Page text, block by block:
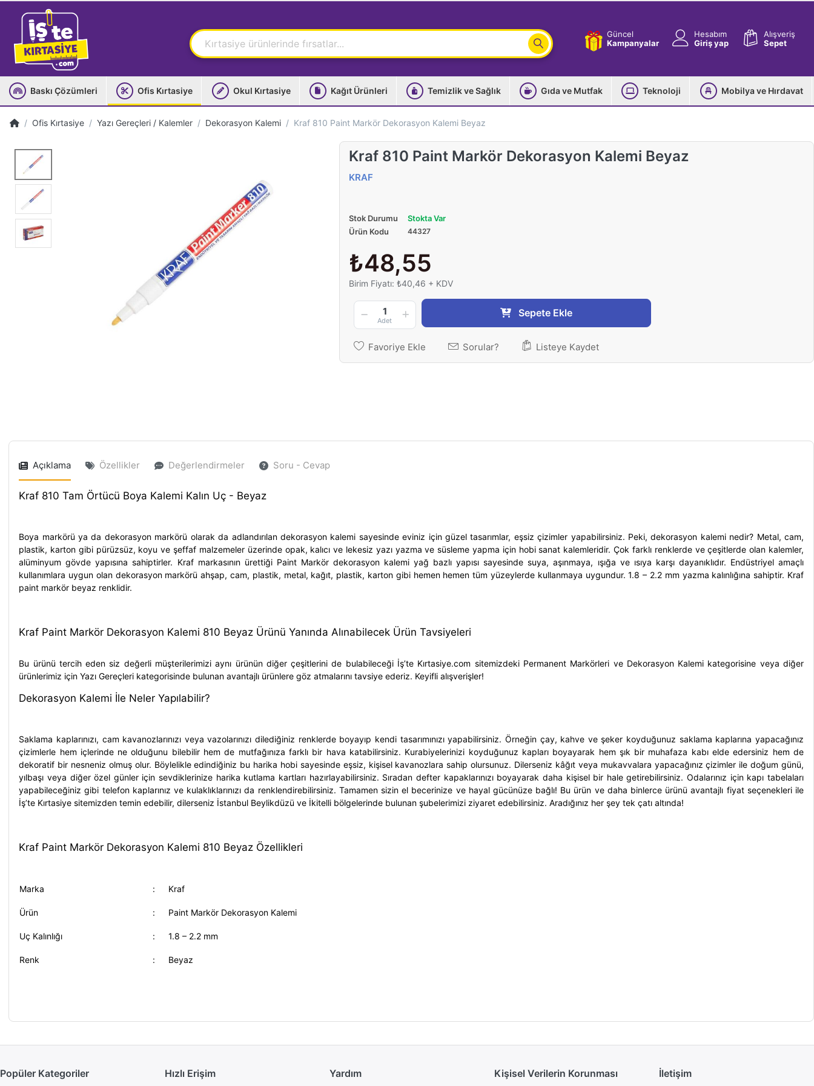
Güncel
Kampanyalar
Hesabım
Giriş yap
Alışveriş
Sepet
Baskı Çözümleri Ofis Kırtasiye Okul Kırtasiye Kağıt Ürünleri Temizlik ve Sağlık Gıda ve Mutfak Teknoloji Mobilya ve Hırdavat
Ofis Kırtasiye Yazı Gereçleri / Kalemler Dekorasyon Kalemi Kraf 810 Paint Markör Dekorasyon Kalemi Beyaz
Kraf 810 Paint Markör Dekorasyon Kalemi Beyaz
KRAF
Stok Durumu
Stokta Var
Ürün Kodu
44327
₺48,55
Birim Fiyatı: ₺40,46 + KDV
1
Adet
Sepete Ekle
Favoriye Ekle Sorular? Listeye Kaydet
Açıklama Özellikler Değerlendirmeler Soru - Cevap
Kraf 810 Tam Örtücü Boya Kalemi Kalın Uç - Beyaz
Boya markörü ya da dekorasyon markörü olarak da adlandırılan dekorasyon kalemi sayesinde eviniz için güzel tasarımlar, eşsiz çizimler yapabilirsiniz. Peki,dekorasyon kalemi nedir? Metal, cam,
plastik, karton gibi pürüzsüz, koyu ve şeffaf malzemeler üzerinde opak, kalıcı ve lekesiz yazı yazma ve süsleme yapma için hobi sanat kalemleridir. Çok farklı renklerde ve çeşitlerde olan kalemler,
alüminyum gövde yapısına sahiptirler. Krafmarkasının ürettiği Paint Markör dekorasyon kalemi yağ bazlı yapısı sayesinde suya, aşınmaya, ışığa ve ısıya karşı dayanıklıdır. Endüstriyel amaçlı
kullanımlara uygun olan dekorasyon markörü ahşap, cam, plastik, metal, kağıt, plastik, karton gibi hemen hemen tüm yüzeylerde kullanmaya uygundur. 1.8 – 2.2 mm yazma kalınlığına sahiptir. Kraf
paint markör beyaz renklidir.
Kraf Paint Markör Dekorasyon Kalemi 810 Beyaz Ürünü Yanında Alınabilecek Ürün Tavsiyeleri
Bu ürünü tercih eden siz değerli müşterilerimizi aynı ürünün diğer çeşitlerini de bulabileceği İş’te Kırtasiye.com sitemizdeki Permanent Markörleri ve Dekorasyon Kalemi kategorisine veya diğer
ürünlerimiz içinYazı Gereçleri kategorisinde bulunan avantajlı ürünlere göz atmalarını tavsiye ederiz. Keyifli alışverişler!
Dekorasyon Kalemi İle Neler Yapılabilir?
Saklama kaplarınızı, cam kavanozlarınızı veya vazolarınızı dilediğiniz renklerde boyayıp kendi tasarımınızı yapabilirsiniz. Örneğin çay, kahve ve şeker koyduğunuz saklama kaplarına yapacağınız
çizimlerle hem içlerinde ne olduğunu bilebilir hem de mutfağınıza farklı bir hava katabilirsiniz. Kurabiyelerinizi koyduğunuz kapları boyayarak hem şık bir muhafaza kabı elde edersiniz hem de
dekoratif bir nesneniz olmuş olur. Böylelikle edindiğiniz bu harika hobi sayesinde eşsiz, kişisel kavanozlara sahip olursunuz. Dilerseniz kâğıt veya mukavvalara yapacağınız çizimler ile doğum günü,
yılbaşı veya diğer özel günler için sevdiklerinize harika kutlama kartları hazırlayabilirsiniz. Sıradan defter kapaklarınızı boyayarak daha kişisel bir hale getirebilirsiniz. Odalarınız için kapı tabelaları
yapabileceğiniz gibi telefon kaplarınız ve kulaklıklarınızı da renklendirebilirsiniz. Tamamen sizin el becerinize ve hayal gücünüze bağlı! Bu ürün ve daha binlerce ürünü avantajlı fiyat seçenekleri ile
İş’te Kırtasiye sitemizden temin edebilir, dilerseniz İstanbul Beylikdüzü ve İkitelli bölgelerinde bulunan şubelerimizi ziyaret edebilirsiniz. Aradığınız her şey tek çatı altında!
Kraf Paint Markör Dekorasyon Kalemi 810 Beyaz Özellikleri
Marka : Kraf
Ürün : Paint Markör Dekorasyon Kalemi
Uç Kalınlığı : 1.8 – 2.2 mm
Renk : Beyaz
Popüler Kategoriler Hızlı Erişim Yardım Kişisel Verilerin Korunması İletişim